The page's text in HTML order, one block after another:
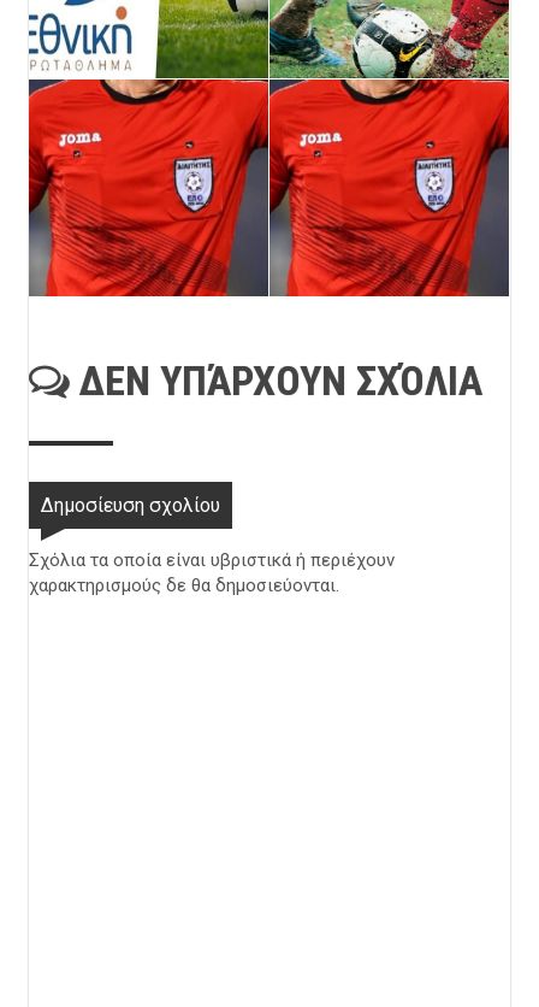
ΔΕΝ ΥΠΆΡΧΟΥΝ ΣΧΌΛΙΑ
Δημοσίευση σχολίου
Σχόλια τα οποία είναι υβριστικά ή περιέχουν
χαρακτηρισμούς δε θα δημοσιεύονται.